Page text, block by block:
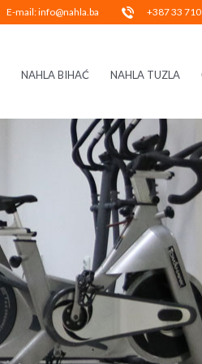
E-mail: info@nahla.ba +387 33 710
NAHLA BIHAĆ NAHLA TUZLA